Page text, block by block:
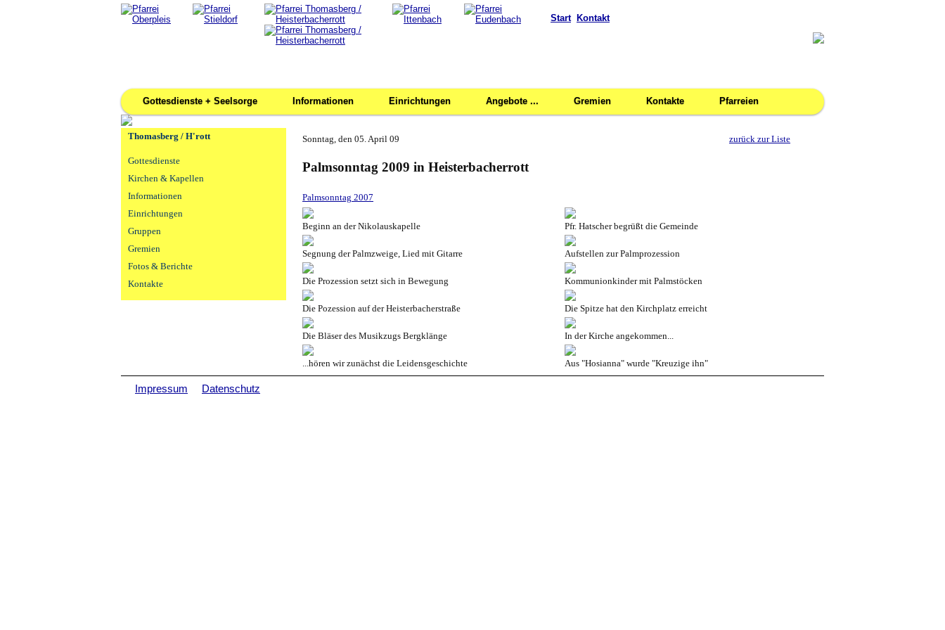
Start Kontakt
Gottesdienste + Seelsorge Informationen Einrichtungen Angebote ... Gremien Kontakte Pfarreien
Thomasberg / H'rott
Gottesdienste
Kirchen & Kapellen
Informationen
Einrichtungen
Gruppen
Gremien
Fotos & Berichte
Kontakte
Sonntag, den 05. April 09 zurück zur Liste
Palmsonntag 2009 in Heisterbacherrott
Palmsonntag 2007
Beginn an der Nikolauskapelle Pfr. Hatscher begrüßt die Gemeinde
Segnung der Palmzweige, Lied mit Gitarre Aufstellen zur Palmprozession
Die Prozession setzt sich in Bewegung Kommunionkinder mit Palmstöcken
Die Pozession auf der Heisterbacherstraße Die Spitze hat den Kirchplatz erreicht
Die Bläser des Musikzugs Bergklänge In der Kirche angekommen...
...hören wir zunächst die Leidensgeschichte Aus "Hosianna" wurde "Kreuzige ihn"
Impressum Datenschutz